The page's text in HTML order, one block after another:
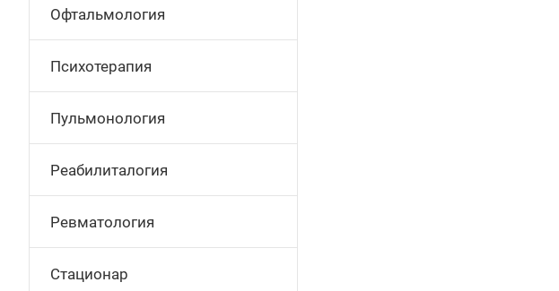
Офтальмология
Психотерапия
Пульмонология
Реабилиталогия
Ревматология
Стационар